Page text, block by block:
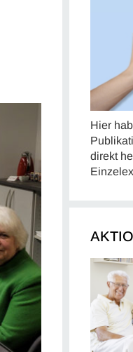
Hier
direkt